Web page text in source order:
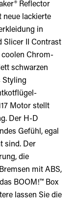
Reflector
neue lackierte
in
Slicer II Contrast
coolen Chrom-
schwarzen
Styling
Motor stellt
Der H-D
Gefühl, egal
sind. Der
die
mit ABS,
BOOM!™ Box
lassen Sie die